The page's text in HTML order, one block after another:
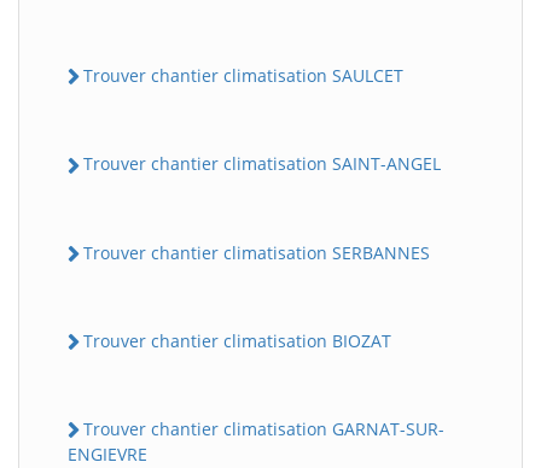
Trouver chantier climatisation SAULCET
Trouver chantier climatisation SAINT-ANGEL
Trouver chantier climatisation SERBANNES
Trouver chantier climatisation BIOZAT
Trouver chantier climatisation GARNAT-SUR-
ENGIEVRE